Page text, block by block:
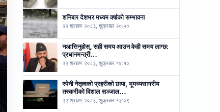
शनिबार देशभर मध्यम वर्षाको सम्भावना
२२ श्रावण २०८३, शुक्रबार २०:५०
नआत्तिनुहोस्, सही समय आउन केही समय लाग्छ:
प्रधानमन्त्री…
२२ श्रावण २०८३, शुक्रबार १६:१०
स्पेनी नेतृत्वको प्रहरीको छापा, भूमध्यसागरीय
तस्करीको विशाल सञ्जाल…
२२ श्रावण २०८३, शुक्रबार १३:०९